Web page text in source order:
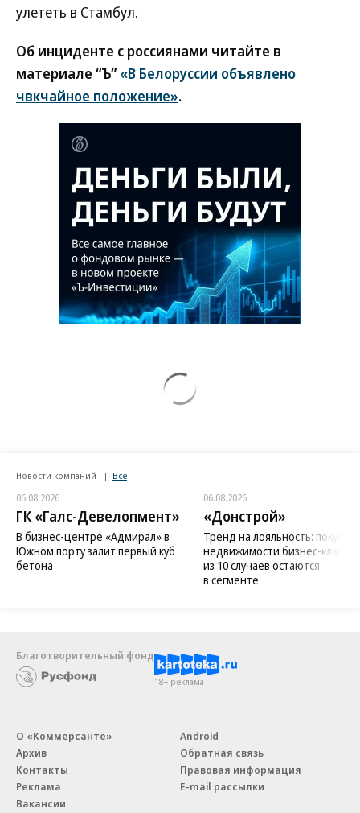
улететь в Стамбул.
Об инциденте с россиянами читайте в
материале “Ъ” «В Белоруссии объявлено
чвкчайное положение».
Новости компаний Все
06.08.2026
ГК «Галс-Девелопмент»
В бизнес-центре «Адмирал» в
Южном порту залит первый куб
бетона
06.08.2026
«Донстрой»
Тренд на лояльность:
недвижимости бизнес-класса
из 10 случаев остаются
в сегменте
Благотворительный фонд
18+ реклама
О «Коммерсанте»
Архив
Контакты
Реклама
Вакансии
Android
Обратная связь
Правовая информация
E-mail рассылки